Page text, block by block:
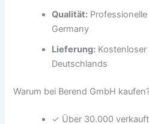
Qualität:
Germany
Lieferung:
Deutschlands
Warum bei Berend GmbH
✓ Über 30.000